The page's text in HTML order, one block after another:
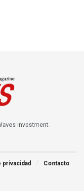
Investment.
privacidad Contacto